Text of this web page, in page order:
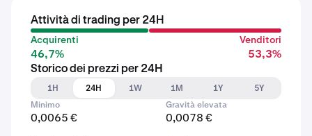
Attività di trading per 24H
Acquirenti
46,7%
Venditori
53,3%
Storico dei prezzi per 24H
1H
24H 1W 1M 1Y
5Y
Minimo
0,0065 €
Gravità elevata
0,0078 €